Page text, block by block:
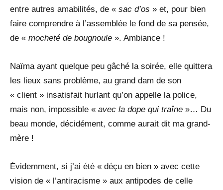
entre autres amabilités, de « sac d’os » et, pour bien
faire comprendre à l’assemblée le fond de sa pensée,
de « mocheté de bougnoule ». Ambiance !
Naïma ayant quelque peu gâché la soirée, elle quittera
les lieux sans problème, au grand dam de son
« client » insatisfait hurlant qu’on appelle la police,
mais non, impossible « avec la dope qui traîne »… Du
beau monde, décidément, comme aurait dit ma grand-
mère !
Évidemment, si j’ai été « déçu en bien » avec cette
vision de « l’antiracisme » aux antipodes de celle